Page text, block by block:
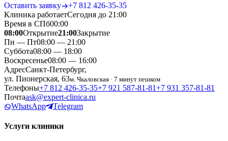
Оставить заявку
+7 812 426‑35‑35
Клиника работаетСегодня до 21:00
Время в СПб00:00
08:00Открытие21:00Закрытие
Пн — Пт08:00 — 21:00
Суббота08:00 — 18:00
Воскресенье08:00 — 16:00
АдресСанкт-Петербург,
ул. Пионерская, 63м. Чкаловская · 7 минут пешком
Телефоны+7 812 426‑35‑35+7 921 587‑81‑81+7 931 357‑81‑81
Почтаask@expert-clinica.ru
WhatsApp
Telegram
Услуги клиники